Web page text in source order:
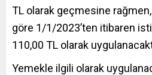
TL olarak geçmesine
göre 1/1/2023’ten itibaren
110,00 TL olarak
Yemekle ilgili olarak